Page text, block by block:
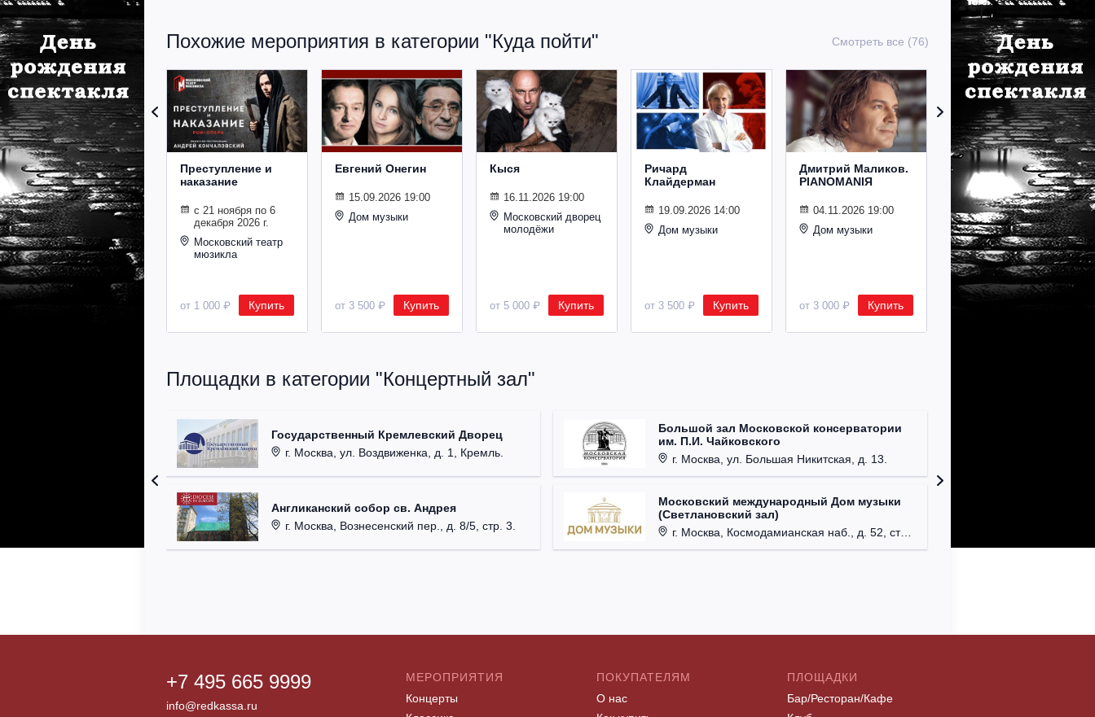
Похожие мероприятия в категории "Куда пойти" Смотреть все (76)
Преступление и
наказание
с 21 ноября по 6
декабря 2026 г.
Московский театр
мюзикла
от 1 000 ₽ Купить
Евгений Онегин
15.09.2026 19:00
Дом музыки
от 3 500 ₽ Купить
Кыся
16.11.2026 19:00
Московский дворец
молодёжи
от 5 000 ₽ Купить
Ричард
Клайдерман
19.09.2026 14:00
Дом музыки
от 3 500 ₽ Купить
Дмитрий Маликов.
PIANOMANIЯ
04.11.2026 19:00
Дом музыки
от 3 000 ₽ Купить
Рождественский
концерт
Владимира
Спивакова
24.12.2026 19:00
Дом музыки
Площадки в категории "Концертный зал"
Государственный Кремлевский Дворец
г. Москва, ул. Воздвиженка, д. 1, Кремль.
Англиканский собор св. Андрея
г. Москва, Вознесенский пер., д. 8/5, стр. 3.
Большой зал Московской консерватории
им. П.И. Чайковского
г. Москва, ул. Большая Никитская, д. 13.
Московский международный Дом музыки
(Светлановский зал)
г. Москва, Космодамианская наб., д. 52, стр. 8.
+7 495 665 9999
info@redkassa.ru
МЕРОПРИЯТИЯ
Концерты
ПОКУПАТЕЛЯМ
О нас
ПЛОЩАДКИ
Бар/Ресторан/Кафе